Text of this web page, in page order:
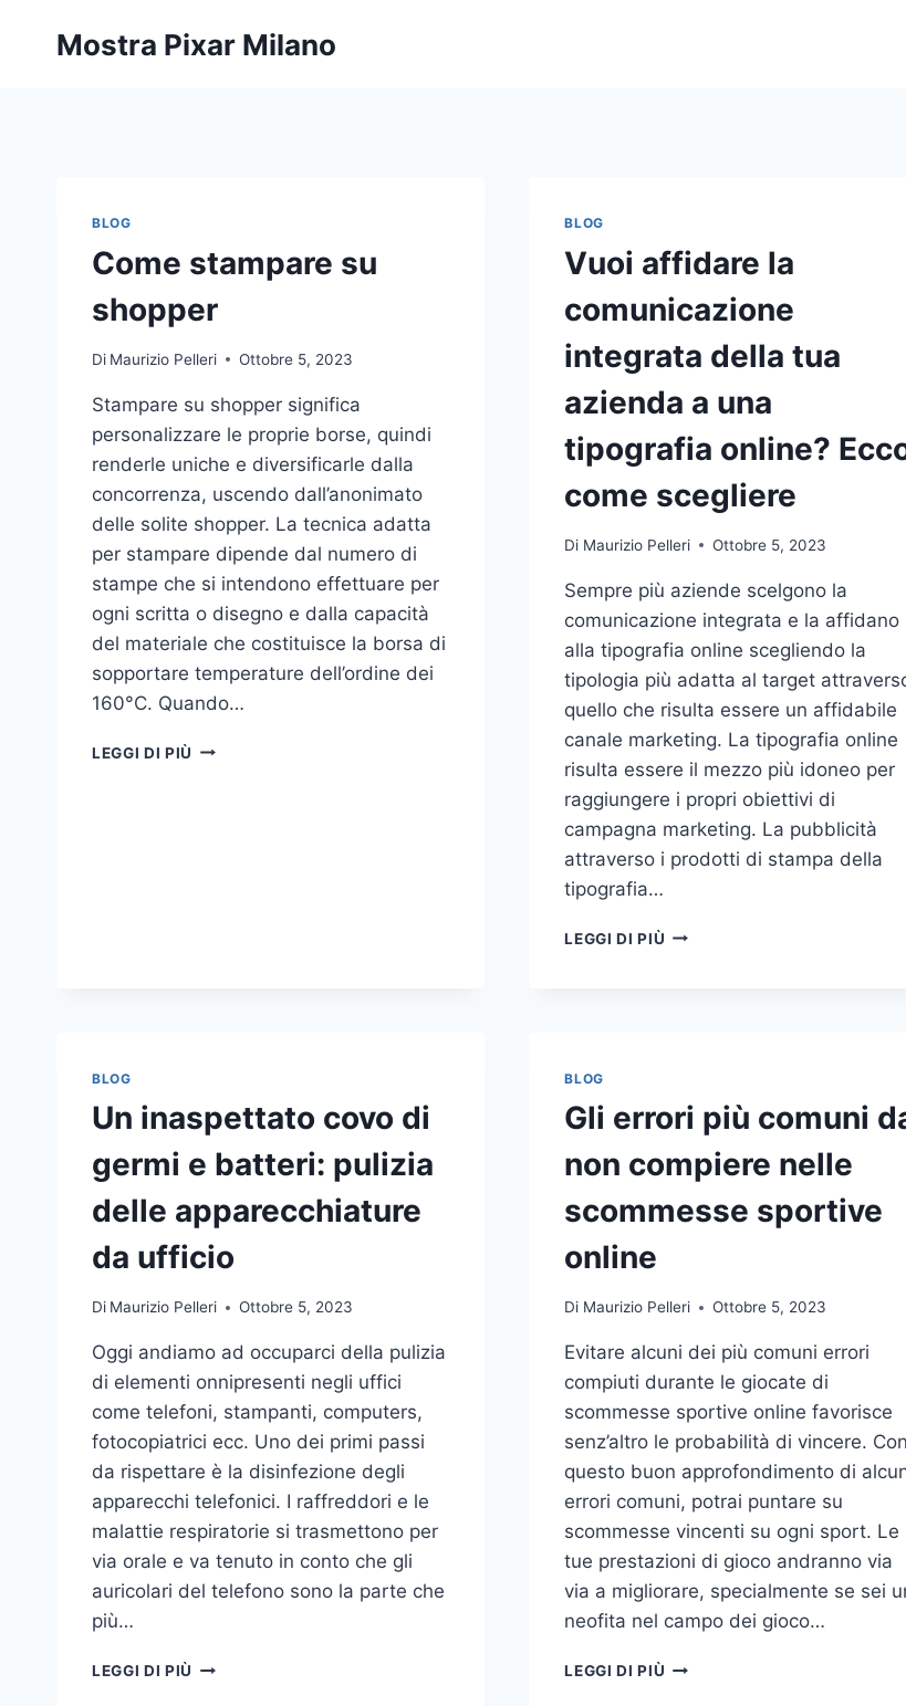
Mostra Pixar Milano
BLOG
Come stampare su
shopper
Di Maurizio Pelleri Ottobre 5, 2023
Stampare su shopper significa
personalizzare le proprie borse, quindi
renderle uniche e diversificarle dalla
concorrenza, uscendo dall’anonimato
delle solite shopper. La tecnica adatta
per stampare dipende dal numero di
stampe che si intendono effettuare per
ogni scritta o disegno e dalla capacità
del materiale che costituisce la borsa di
sopportare temperature dell’ordine dei
160°C. Quando…
LEGGI DI PIÙ COME
BLOG
Vuoi affidare la
comunicazione
integrata della tua
azienda a una
tipografia online?
come scegliere
Di Maurizio Pelleri Ottobre 5, 2023
Sempre più aziende scelgono la
comunicazione integrata e la affidano
alla tipografia online scegliendo la
tipologia più adatta al target
quello che risulta essere un affidabile
canale marketing. La tipografia online
risulta essere il mezzo più idoneo per
raggiungere i propri obiettivi di
campagna marketing. La pubblicità
attraverso i prodotti di stampa della
tipografia…
LEGGI DI PIÙ VUOI
A
TIPOGRAFIA
ONLINE?
ECCO
BLOG
Un inaspettato covo di
germi e batteri: pulizia
delle apparecchiature
da ufficio
Di Maurizio Pelleri Ottobre 5, 2023
Oggi andiamo ad occuparci della pulizia
di elementi onnipresenti negli uffici
come telefoni, stampanti, computers,
fotocopiatrici ecc. Uno dei primi passi
da rispettare è la disinfezione degli
apparecchi telefonici. I raffreddori e le
malattie respiratorie si trasmettono per
via orale e va tenuto in conto che gli
auricolari del telefono sono la parte che
più…
LEGGI DI PIÙ UN
BLOG
Gli errori più comuni
non compiere nelle
scommesse sportive
online
Di Maurizio Pelleri Ottobre 5, 2023
Evitare alcuni dei più comuni errori
compiuti durante le giocate di
scommesse sportive online favorisce
senz’altro le probabilità di vincere. Con
questo buon approfondimento di
errori comuni, potrai puntare su
scommesse vincenti su ogni sport. Le
tue prestazioni di gioco andranno via
via a migliorare, specialmente se sei
neofita nel campo dei gioco…
LEGGI DI PIÙ GLI